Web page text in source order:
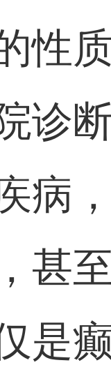
性
诊
病
甚
是